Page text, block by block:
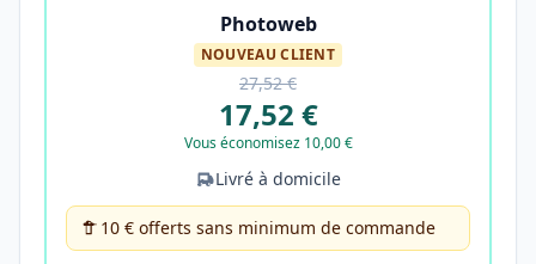
Photoweb
NOUVEAU CLIENT
27,52 €
17,52 €
Vous économisez 10,00 €
Livré à domicile
10 € offerts sans minimum de commande